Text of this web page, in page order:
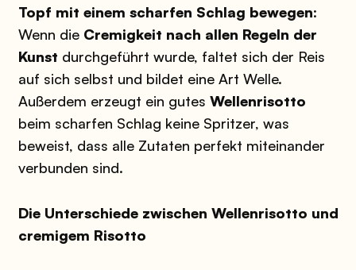
Topf mit einem scharfen Schlag bewegen:
Wenn die Cremigkeit nach allen Regeln der
Kunst durchgeführt wurde, faltet sich der Reis
auf sich selbst und bildet eine Art Welle.
Außerdem erzeugt ein gutes Wellenrisotto
beim scharfen Schlag keine Spritzer, was
beweist, dass alle Zutaten perfekt miteinander
verbunden sind.
Die Unterschiede zwischen Wellenrisotto und
cremigem Risotto